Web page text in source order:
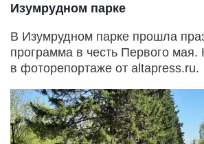
Изумрудном парке
В Изумрудном парке прошла
программа в честь Первого
в фоторепортаже от altapress.ru.